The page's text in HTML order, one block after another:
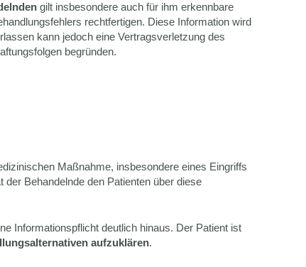
gilt insbesondere auch für ihm erkennbare
rechtfertigen. Diese Information wird
kann jedoch eine Vertragsverletzung des
begründen.
Maßnahme, insbesondere eines Eingriffs
der Behandelnde den Patienten über diese
Informationspflicht deutlich hinaus. Der Patient ist
aufzuklären.